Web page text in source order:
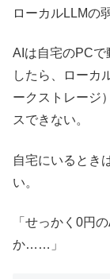
ローカルLLMの
AIは自宅のPCで
したら、ローカ
ークストレージ
スできない。
自宅にいるとき
い。
「せっかく0円
か……」